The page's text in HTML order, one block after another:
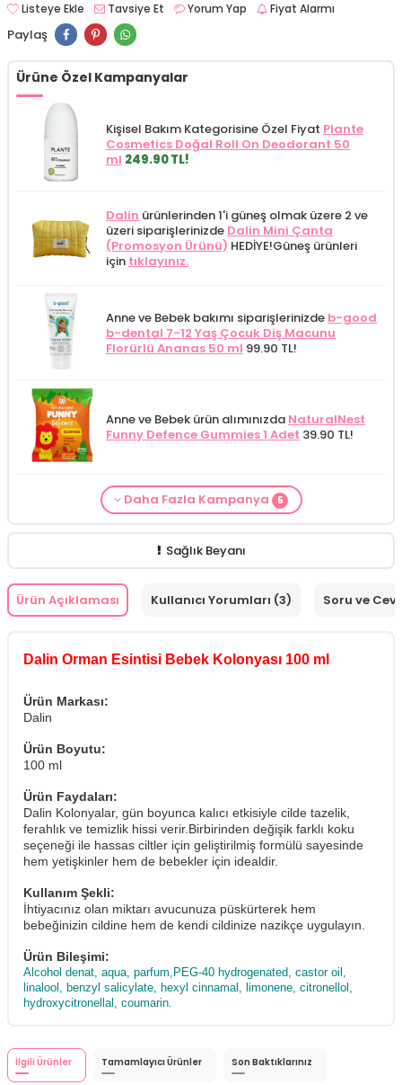
Listeye Ekle Tavsiye Et Yorum Yap Fiyat Alarmı
Paylaş
Ürüne Özel Kampanyalar
Kişisel Bakım Kategorisine Özel Fiyat Plante
Cosmetics Doğal Roll On Deodorant 50
ml 249.90 TL!
Dalin ürünlerinden 1'i güneş olmak üzere 2 ve
üzeri siparişlerinizde Dalin Mini Çanta
(Promosyon Ürünü) HEDİYE!Güneş ürünleri
için tıklayınız.
Anne ve Bebek bakımı siparişlerinizde b-good
b-dental 7-12 Yaş Çocuk Diş Macunu
Florürlü Ananas 50 ml 99.90 TL!
Anne ve Bebek ürün alımınızda NaturalNest
Funny Defence Gummies 1 Adet 39.90 TL!
Anne ve Bebek ürün alımınızdaNaturalNest
From Natura Kadınlar İçin Terleme Karşıtı
Kişisel Bakım Kategorisine Özel Fiyat
Alls Biocosmetics Organik Anti Stretch Mark
Anne ve Bebek bakımı siparişlerinizde
Daha Fazla Kampanya 5
Sağlık Beyanı
Ürün Açıklaması Kullanıcı Yorumları (3) Soru ve
Dalin Orman Esintisi Bebek Kolonyası 100 ml
Ürün Markası:
Dalin
Ürün Boyutu:
100 ml
Ürün Faydaları:
Dalin Kolonyalar, gün boyunca kalıcı etkisiyle cilde tazelik,
ferahlık ve temizlik hissi verir.Birbirinden değişik farklı koku
seçeneği ile hassas ciltler için geliştirilmiş formülü sayesinde
hem yetişkinler hem de bebekler için idealdir.
Kullanım Şekli:
İhtiyacınız olan miktarı avucunuza püskürterek hem
bebeğinizin cildine hem de kendi cildinize nazikçe uygulayın.
Ürün Bileşimi:
Alcohol denat, aqua, parfum,PEG-40 hydrogenated, castor oil,
linalool, benzyl salicylate, hexyl cinnamal, limonene, citronellol,
hydroxycitronellal, coumarin.
İlgili Ürünler Tamamlayıcı Ürünler Son Baktıklarınız